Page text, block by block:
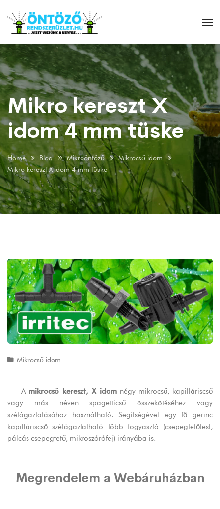
Mikro kereszt X
idom 4 mm tüske
Home Blog Mikroöntöző
Mikrocső idom
Mikro kereszt X idom 4 mm tüske
Mikrocső idom
A mikrocső kereszt, X idom négy mikrocső, kapilláriscső
vagy más néven spagetticső összekötéséhez vagy
szétágaztatásához használható. Segítségével egy fő gerinc
kapilláriscső szétágaztatható több fogyasztó (csepegtetőtest,
pálcás csepegtető, mikroszórófej) irányába is.
Megrendelem a Webáruházban